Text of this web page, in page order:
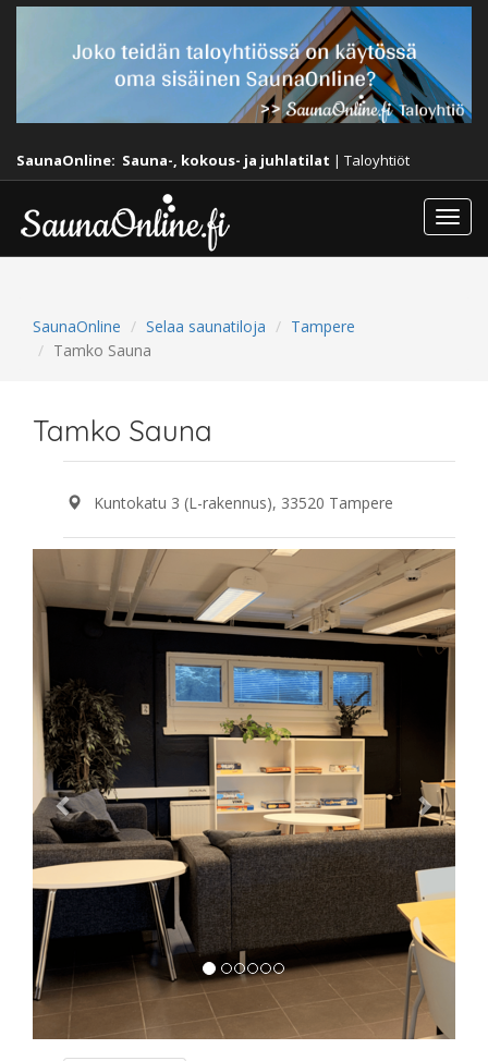
SaunaOnline: Sauna-, kokous- ja juhlatilat | Taloyhtiöt
SaunaOnline Selaa saunatiloja
Tampere
Tamko Sauna
Tamko Sauna
Kuntokatu 3 (L-rakennus), 33520 Tampere
Previous Next